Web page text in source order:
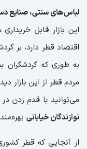
لباس‌های سنتی، صنایع
این بازار قابل
اقتصاد قطر دارد، بر
به طوری که گردشگران
مردم قطر از این بازار
می‌توانید با قدم زدن
نوازندگان خیابانی
از آنجایی که قطر